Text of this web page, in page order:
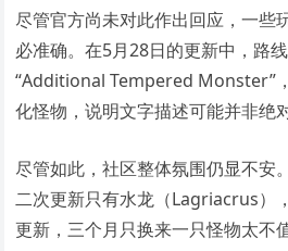
尽管官方尚未对此作出回应，一些
必准确。在5月28日的更新中，路
“Additional Tempered Monster”
化怪物，说明文字描述可能并非绝
尽管如此，社区整体氛围仍显不安
二次更新只有水龙（Lagriacrus）
更新，三个月只换来一只怪物太不